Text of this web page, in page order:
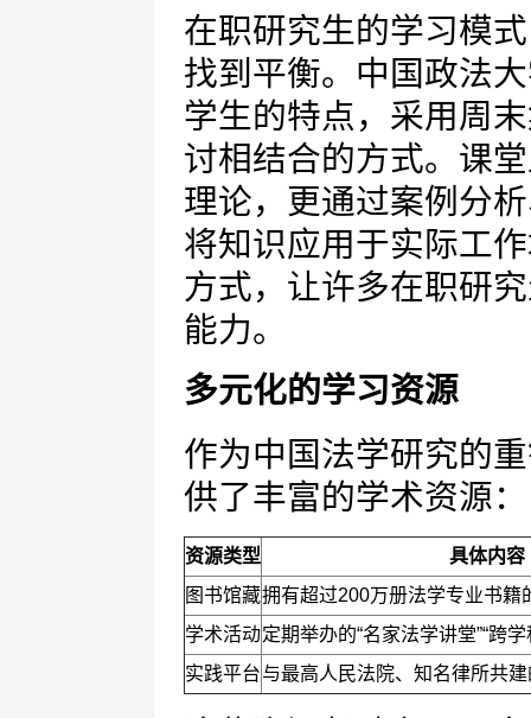
在职研究生的学习模
找到平衡。中国政法
学生的特点，采用周
讨相结合的方式。课
理论，更通过案例分
将知识应用于实际工
方式，让许多在职研
能力。
多元化的学习资源
作为中国法学研究的
供了丰富的学术资源：
资源类型
具体内容
图书馆藏拥有超过200万册法学专业书籍
学术活动定期举办的“名家法学讲堂”“跨
实践平台与最高人民法院、知名律所共